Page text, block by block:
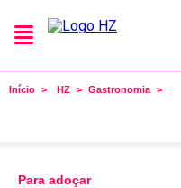
Início HZ Gastronomia
Para adoçar